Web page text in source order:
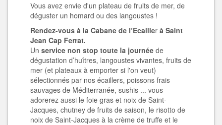
Vous avez envie d'un plateau de fruits de mer, de
déguster un homard ou des langoustes !
Rendez-vous à la Cabane de l’Ecailler à Saint
Jean Cap Ferrat.
Un service non stop toute la journée de
dégustation d’huîtres, langoustes vivantes, fruits de
mer (et plateaux à emporter si l'on veut)
sélectionnés par nos écaillers, poissons frais
sauvages de Méditerranée, sushis ... vous
adorerez aussi le foie gras et noix de Saint-
Jacques, chutney de fruits de saison, le risotto de
noix de Saint-Jacques à la crème de truffe et le